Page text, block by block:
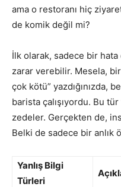
ama o restoranı hiç
de komik değil mi?
İlk olarak, sadece bir hata
zarar verebilir. Mesela,
çok kötü” yazdığınızda,
barista çalışıyordu. Bu
zedeler. Gerçekten de,
Belki de sadece bir anlık
Yanlış Bilgi
Türleri